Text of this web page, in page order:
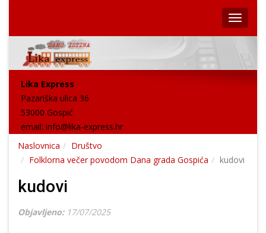
Lika Express
Pazariška ulica 36
53000 Gospić
email: info@lika-express.hr
Naslovnica
Društvo
Folklorna večer povodom Dana grada Gospića
kudovi
kudovi
Objavljeno: 17/07/2025